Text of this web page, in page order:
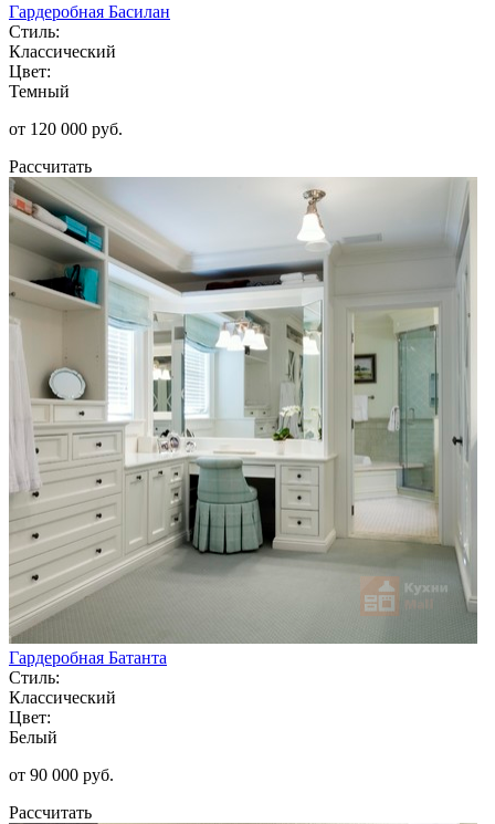
Гардеробная Басилан
Стиль:
Классический
Цвет:
Темный
от 120 000 руб.
Рассчитать
Гардеробная Батанта
Стиль:
Классический
Цвет:
Белый
от 90 000 руб.
Рассчитать